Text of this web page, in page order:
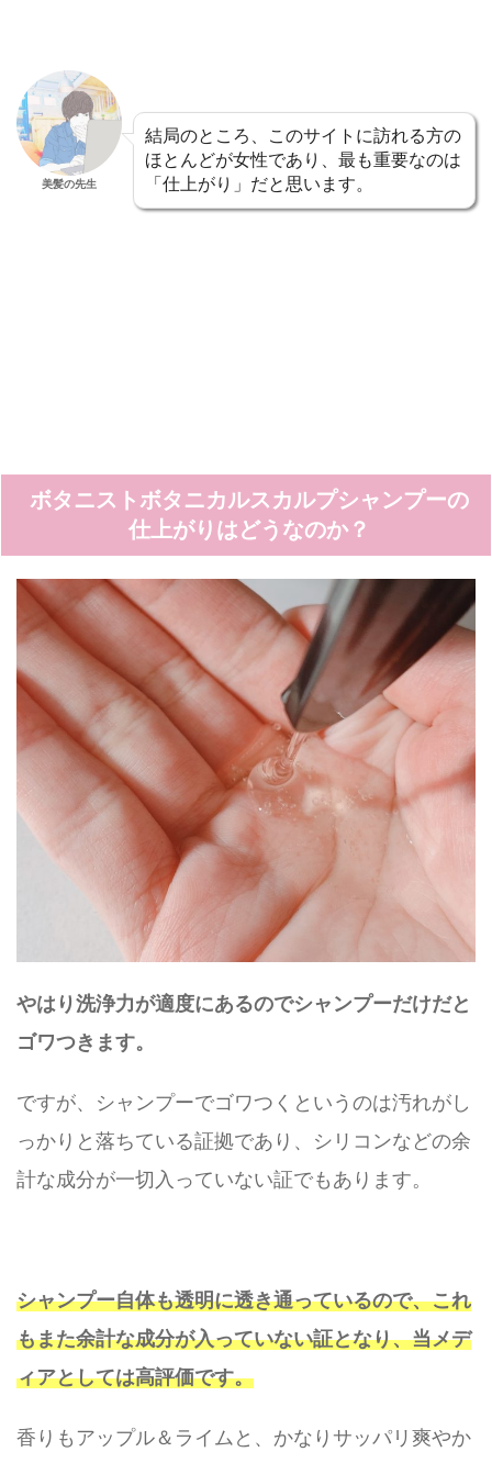
美髪の先生
結局のところ、このサイトに訪れる方の
ほとんどが女性であり、最も重要なのは
「仕上がり」だと思います。
ボタニストボタニカルスカルプシャンプーの
仕上がりはどうなのか？
やはり洗浄力が適度にあるのでシャンプーだけだと
ゴワつきます。
ですが、シャンプーでゴワつくというのは汚れがし
っかりと落ちている証拠であり、シリコンなどの余
計な成分が一切入っていない証でもあります。
シャンプー自体も透明に透き通っているので、これ
もまた余計な成分が入っていない証となり、当メデ
ィアとしては高評価です。
香りもアップル＆ライムと、かなりサッパリ爽やか